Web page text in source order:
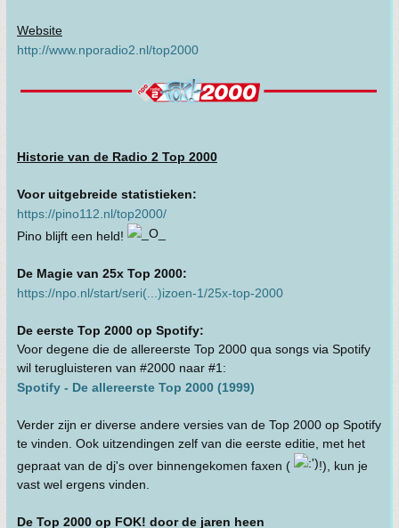
Website
http://www.nporadio2.nl/top2000
Historie van de Radio 2 Top 2000
Voor uitgebreide statistieken:
https://pino112.nl/top2000/
Pino blijft een held!
De Magie van 25x Top 2000:
https://npo.nl/start/seri(...)izoen-1/25x-top-2000
De eerste Top 2000 op Spotify:
Voor degene die de allereerste Top 2000 qua songs via Spotify
wil terugluisteren van #2000 naar #1:
Spotify - De allereerste Top 2000 (1999)
Verder zijn er diverse andere versies van de Top 2000 op Spotify
te vinden. Ook uitzendingen zelf van die eerste editie, met het
gepraat van de dj's over binnengekomen faxen (
!), kun je
vast wel ergens vinden.
De Top 2000 op FOK! door de jaren heen